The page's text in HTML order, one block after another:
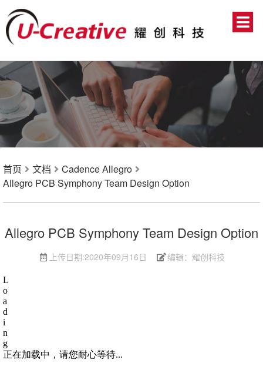
首页 文档
Cadence Allegro
Allegro PCB Symphony Team Design Option
Allegro PCB Symphony Team Design Option
上传日期:2020年09月16日 编辑：耀创科技